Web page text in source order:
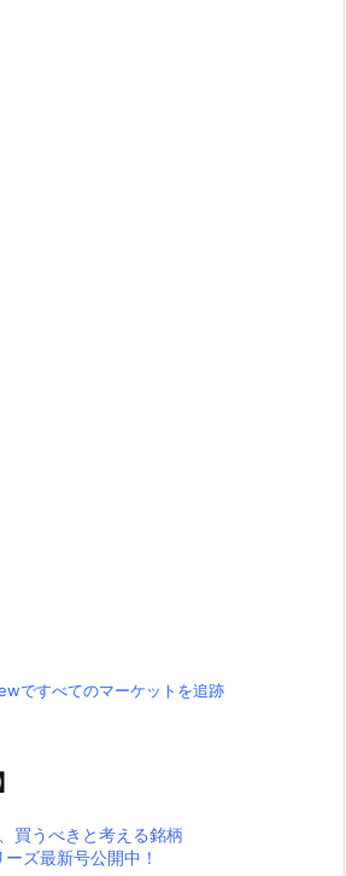
ですべてのマーケットを追跡
買うべきと考える銘柄
ズ最新号公開中！